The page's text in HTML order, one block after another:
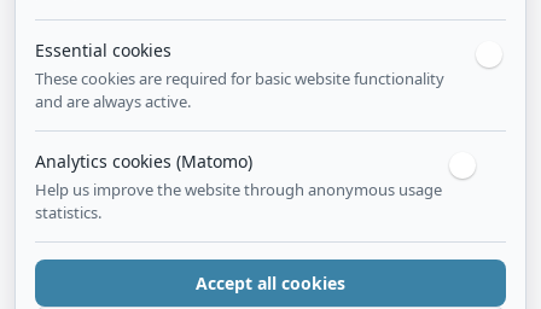
Essential cookies
These cookies are required for basic website functionality
and are always active.
Analytics cookies (Matomo)
Help us improve the website through anonymous usage
statistics.
Accept all cookies